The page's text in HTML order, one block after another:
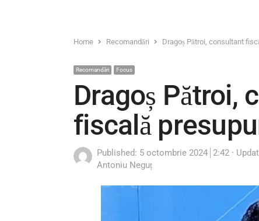
Home Recomandări Dragoș Pătroi, consultant
Recomandări Focus
Dragoș Pătroi,
fiscală
Published: 5 octombrie 2024 2:42
Author
Antoniu Neguț